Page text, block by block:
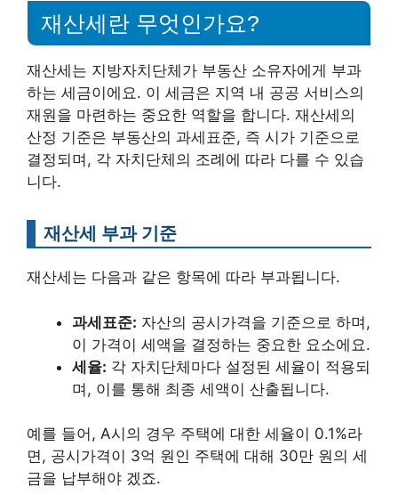
재산세란 무엇인가요?
재산세는 지방자치단체가 부동산 소유자에게 부과
하는 세금이에요. 이 세금은 지역 내 공공 서비스의
재원을 마련하는 중요한 역할을 합니다. 재산세의
산정 기준은 부동산의 과세표준, 즉 시가 기준으로
결정되며, 각 자치단체의 조례에 따라 다를 수 있습
니다.
재산세 부과 기준
재산세는 다음과 같은 항목에 따라 부과됩니다.
과세표준: 자산의 공시가격을 기준으로 하며,
이 가격이 세액을 결정하는 중요한 요소에요.
세율: 각 자치단체마다 설정된 세율이 적용되
며, 이를 통해 최종 세액이 산출됩니다.
예를 들어, A시의 경우 주택에 대한 세율이 0.1%라
면, 공시가격이 3억 원인 주택에 대해 30만 원의 세
금을 납부해야 겠죠.